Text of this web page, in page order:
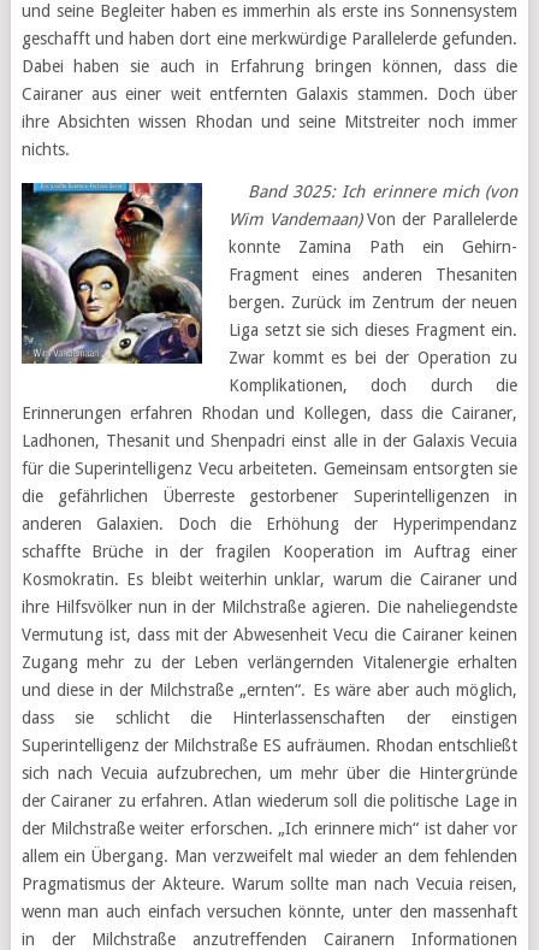
und seine Begleiter haben es immerhin als erste ins Sonnensystem
geschafft und haben dort eine merkwürdige Parallelerde gefunden.
Dabei haben sie auch in Erfahrung bringen können, dass die
Cairaner aus einer weit entfernten Galaxis stammen. Doch über
ihre Absichten wissen Rhodan und seine Mitstreiter noch immer
nichts.
Band 3025: Ich erinnere mich (von
Wim Vandemaan)Von der Parallelerde
konnte Zamina Path ein Gehirn-
Fragment eines anderen Thesaniten
bergen. Zurück im Zentrum der neuen
Liga setzt sie sich dieses Fragment ein.
Zwar kommt es bei der Operation zu
Komplikationen, doch durch die
Erinnerungen erfahren Rhodan und Kollegen, dass die Cairaner,
Ladhonen, Thesanit und Shenpadri einst alle in der Galaxis Vecuia
für die Superintelligenz Vecu arbeiteten. Gemeinsam entsorgten sie
die gefährlichen Überreste gestorbener Superintelligenzen in
anderen Galaxien. Doch die Erhöhung der Hyperimpendanz
schaffte Brüche in der fragilen Kooperation im Auftrag einer
Kosmokratin. Es bleibt weiterhin unklar, warum die Cairaner und
ihre Hilfsvölker nun in der Milchstraße agieren. Die naheliegendste
Vermutung ist, dass mit der Abwesenheit Vecu die Cairaner keinen
Zugang mehr zu der Leben verlängernden Vitalenergie erhalten
und diese in der Milchstraße „ernten“. Es wäre aber auch möglich,
dass sie schlicht die Hinterlassenschaften der einstigen
Superintelligenz der Milchstraße ES aufräumen. Rhodan entschließt
sich nach Vecuia aufzubrechen, um mehr über die Hintergründe
der Cairaner zu erfahren. Atlan wiederum soll die politische Lage in
der Milchstraße weiter erforschen. „Ich erinnere mich“ ist daher vor
allem ein Übergang. Man verzweifelt mal wieder an dem fehlenden
Pragmatismus der Akteure. Warum sollte man nach Vecuia reisen,
wenn man auch einfach versuchen könnte, unter den massenhaft
in der Milchstraße anzutreffenden Cairanern Informationen